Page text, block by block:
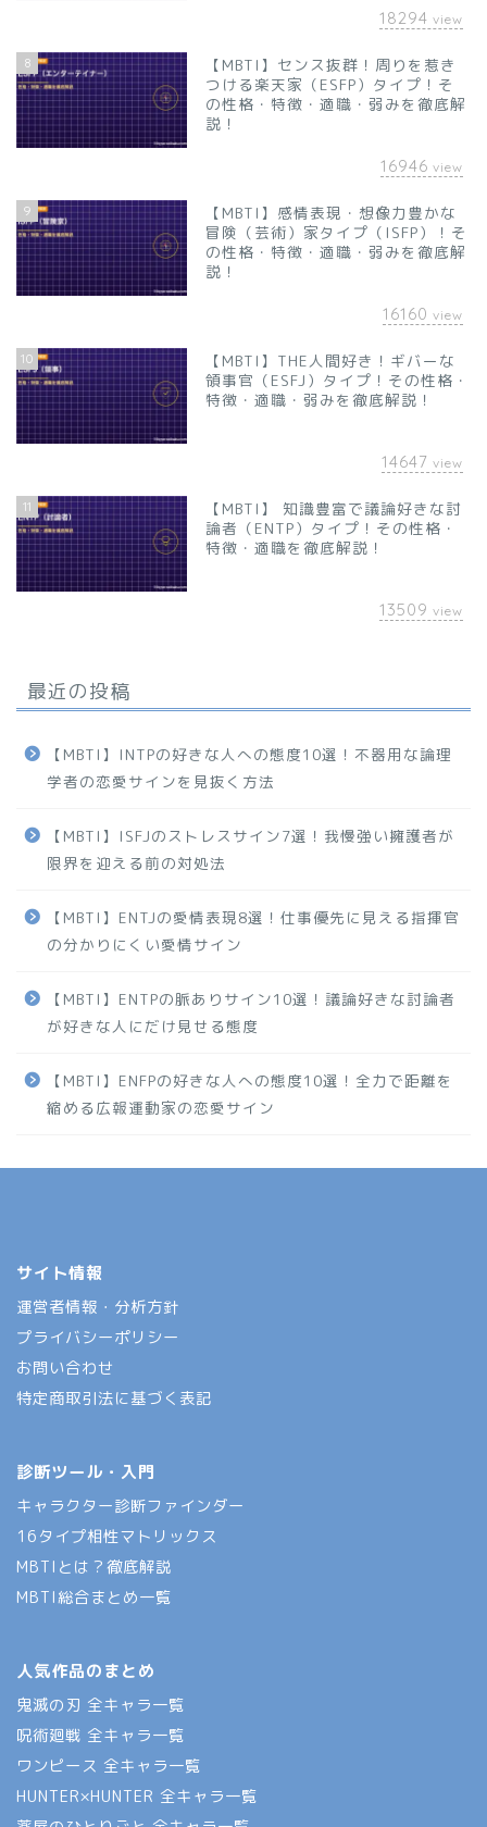
18294 view
8
【MBTI】センス抜群！周りを惹き
つける楽天家（ESFP）タイプ！そ
の性格・特徴・適職・弱みを徹底解
説！
16946 view
9
【MBTI】感情表現・想像力豊かな
冒険（芸術）家タイプ（ISFP）！そ
の性格・特徴・適職・弱みを徹底解
説！
16160 view
10
【MBTI】THE人間好き！ギバーな
領事官（ESFJ）タイプ！その性格・
特徴・適職・弱みを徹底解説！
14647 view
11
【MBTI】 知識豊富で議論好きな討
論者（ENTP）タイプ！その性格・
特徴・適職を徹底解説！
13509 view
最近の投稿
【MBTI】INTPの好きな人への態度10選！不器用な論理
学者の恋愛サインを見抜く方法
【MBTI】ISFJのストレスサイン7選！我慢強い擁護者が
限界を迎える前の対処法
【MBTI】ENTJの愛情表現8選！仕事優先に見える指揮官
の分かりにくい愛情サイン
【MBTI】ENTPの脈ありサイン10選！議論好きな討論者
が好きな人にだけ見せる態度
【MBTI】ENFPの好きな人への態度10選！全力で距離を
縮める広報運動家の恋愛サイン
サイト情報
運営者情報・分析方針
プライバシーポリシー
お問い合わせ
特定商取引法に基づく表記
診断ツール・入門
キャラクター診断ファインダー
16タイプ相性マトリックス
MBTIとは？徹底解説
MBTI総合まとめ一覧
人気作品のまとめ
鬼滅の刃 全キャラ一覧
呪術廻戦 全キャラ一覧
ワンピース 全キャラ一覧
HUNTER×HUNTER 全キャラ一覧